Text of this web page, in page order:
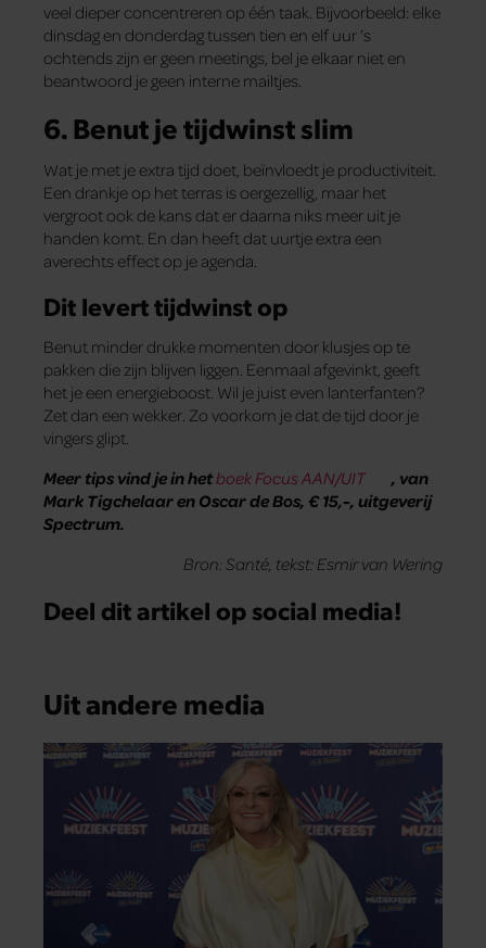
veel dieper concentreren op één taak. Bijvoorbeeld: elke
dinsdag en donderdag tussen tien en elf uur ’s
ochtends zijn er geen meetings, bel je elkaar niet en
beantwoord je geen interne mailtjes.
6. Benut je tijdwinst slim
Wat je met je extra tijd doet, beïnvloedt je productiviteit.
Een drankje op het terras is oergezellig, maar het
vergroot ook de kans dat er daarna niks meer uit je
handen komt. En dan heeft dat uurtje extra een
averechts effect op je agenda.
Dit levert tijdwinst op
Benut minder drukke momenten door klusjes op te
pakken die zijn blijven liggen. Eenmaal afgevinkt, geeft
het je een energieboost. Wil je juist even lanterfanten?
Zet dan een wekker. Zo voorkom je dat de tijd door je
vingers glipt.
Meer tips vind je in hetboek Focus AAN/UIT
, van
Mark Tigchelaar en Oscar de Bos, € 15,-, uitgeverij
Spectrum.
Bron: Santé, tekst: Esmir van Wering
Deel dit artikel op social media!
Uit andere media